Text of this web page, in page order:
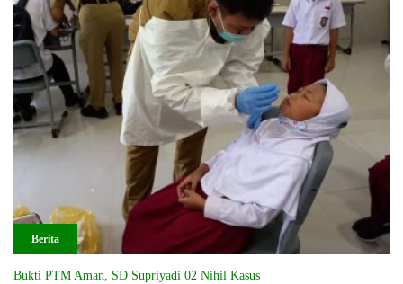
Berita
Bukti PTM Aman, SD Supriyadi 02 Nihil Kasus